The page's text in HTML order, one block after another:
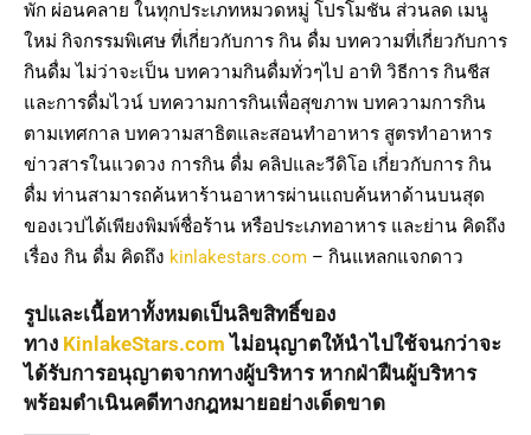
พัก ผ่อนคลาย ในทุกประเภทหมวดหมู่ โปรโมชั่น ส่วนลด เมนู
ใหม่ กิจกรรมพิเศษ ที่เกี่ยวกับการ กิน ดื่ม บทความที่เกี่ยวกับการ
กินดื่ม ไม่ว่าจะเป็น บทความกินดื่มทั่วๆไป อาทิ วิธีการ กินชีส
และการดื่มไวน์ บทความการกินเพื่อสุขภาพ บทความการกิน
ตามเทศกาล บทความสาธิตและสอนทำอาหาร สูตรทำอาหาร
ข่าวสารในแวดวง การกิน ดื่ม คลิปและวีดิโอ เกี่ยวกับการ กิน
ดื่ม ท่านสามารถค้นหาร้านอาหารผ่านแถบค้นหาด้านบนสุด
ของเวปได้เพียงพิมพ์ชื่อร้าน หรือประเภทอาหาร และย่าน คิดถึง
เรื่อง กิน ดื่ม คิดถึง kinlakestars.com – กินแหลกแจกดาว
รูปและเนื้อหาทั้งหมดเป็นลิขสิทธิ์ของ
ทาง KinlakeStars.com ไม่อนุญาตให้นำไปใช้จนกว่าจะ
ได้รับการอนุญาตจากทางผู้บริหาร หากฝ่าฝืนผู้บริหาร
พร้อมดำเนินคดีทางกฎหมายอย่างเด็ดขาด